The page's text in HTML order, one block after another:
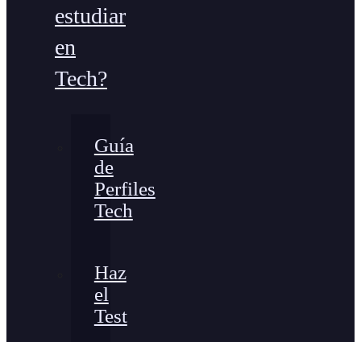
estudiar
en
Tech?
Guía
de
Perfiles
Tech
Haz
el
Test